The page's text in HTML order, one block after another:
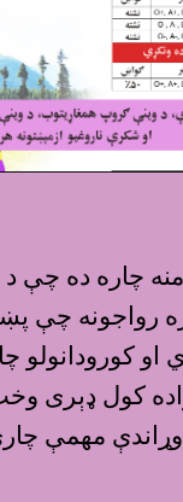
چاره ده چې
چې
او
کول ډېرى
مهمې